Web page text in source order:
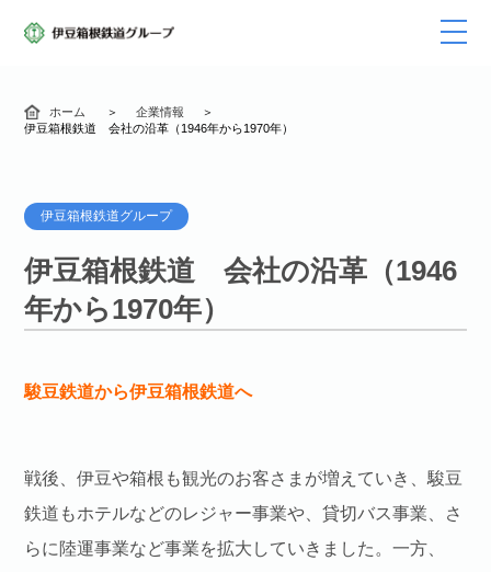
ホーム
企業情報
伊豆箱根鉄道 会社の沿革（1946年から1970年）
伊豆箱根鉄道グループ
伊豆箱根鉄道 会社の沿革（1946
年から1970年）
駿豆鉄道から伊豆箱根鉄道へ
戦後、伊豆や箱根も観光のお客さまが増えていき、駿豆
鉄道もホテルなどのレジャー事業や、貸切バス事業、さ
らに陸運事業など事業を拡大していきました。一方、